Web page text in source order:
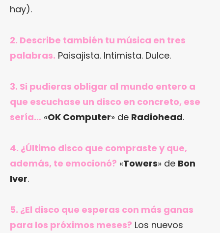
hay).
2. Describe también tu música en tres
palabras. Paisajista. Intimista. Dulce.
3. Si pudieras obligar al mundo entero a
que escuchase un disco en concreto, ese
sería… «OK Computer» de Radiohead.
4. ¿Último disco que compraste y que,
además, te emocionó? «Towers» de Bon
Iver.
5. ¿El disco que esperas con más ganas
para los próximos meses? Los nuevos